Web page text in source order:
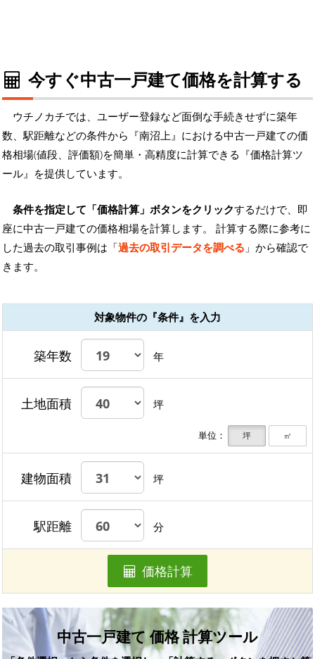
今すぐ中古一戸建て価格を計算する
ウチノカチでは、ユーザー登録など面倒な手続きせずに築年
数、駅距離などの条件から『南沼上』における中古一戸建ての価
格相場(値段、評価額)を簡単・高精度に計算できる『価格計算ツ
ール』を提供しています。
条件を指定して「価格計算」ボタンをクリックするだけで、即
座に中古一戸建ての価格相場を計算します。 計算する際に参考に
した過去の取引事例は「過去の取引データを調べる 」から確認で
きます。
対象物件の『条件』を入力
築年数 年
土地面積 坪
単位： 坪 ㎡
建物面積 坪
駅距離 分
価格計算
中古一戸建て 価格 計算ツール